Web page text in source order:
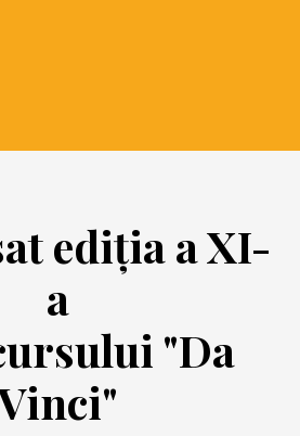
ediția a XI-
a
"Da